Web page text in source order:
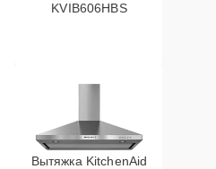
KVIB606HBS
Вытяжка KitchenAid